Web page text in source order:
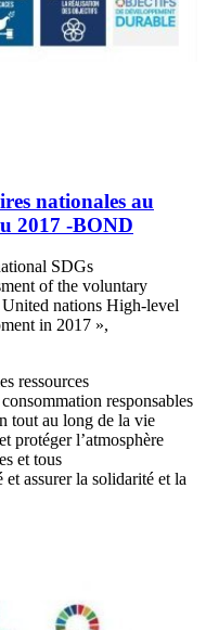
nationales au
2017 -BOND
SDGs
of the voluntary
nations High-level
in 2017 »,
ressources
responsables
tout au long de la vie
protéger l’atmosphère
et tous
assurer la solidarité et la